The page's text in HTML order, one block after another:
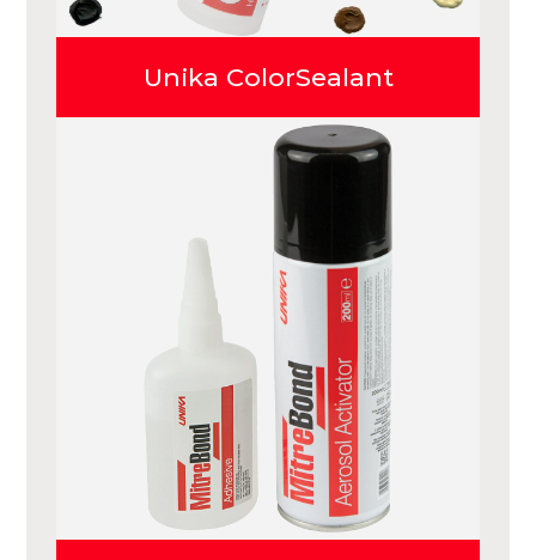
Unika ColorSealant